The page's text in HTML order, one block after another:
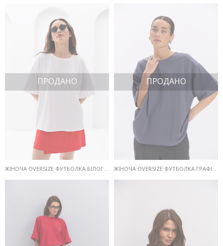
ПРОДАНО ПРОДАНО
ЖІНОЧА OVERSIZE ФУТБОЛКА ГРАФІТОВОГО КОЛЬОРУ